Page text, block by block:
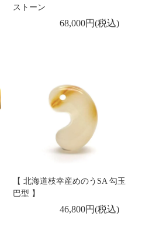
ストーン
68,000円(税込)
【 北海道枝幸産めのうSA 勾玉
巴型 】
46,800円(税込)